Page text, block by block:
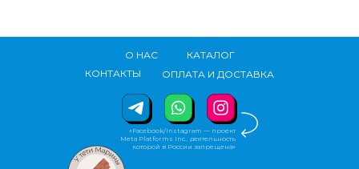
О НАС
КАТАЛОГ
ОПЛАТА И ДОСТАВКА
КОНТАКТЫ
«Facebook/Instagram — проект
Meta Platforms Inc., деятельность
которой в России запрещена»